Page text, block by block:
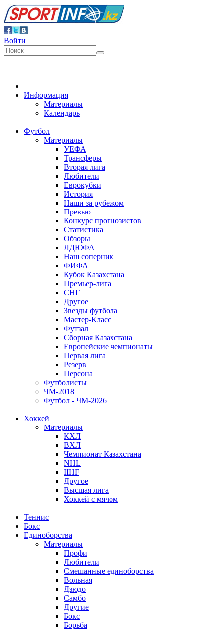
Войти
Информация
Материалы
Календарь
Футбол
Материалы
УЕФА
Трансферы
Вторая лига
Любители
Еврокубки
История
Наши за рубежом
Превью
Конкурс прогнозистов
Статистика
Обзоры
ЛДЮФА
Наш соперник
ФИФА
Кубок Казахстана
Премьер-лига
СНГ
Другое
Звезды футбола
Мастер-Класс
Футзал
Сборная Казахстана
Европейские чемпионаты
Первая лига
Резерв
Персона
Футболисты
ЧМ-2018
Футбол - ЧМ-2026
Хоккей
Материалы
КХЛ
ВХЛ
Чемпионат Казахстана
NHL
IIHF
Другое
Высшая лига
Хоккей с мячом
Теннис
Бокс
Единоборства
Материалы
Профи
Любители
Смешанные единоборства
Вольная
Дзюдо
Самбо
Другие
Бокс
Борьба